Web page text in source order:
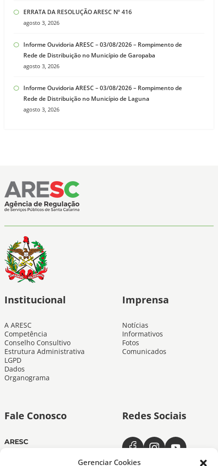
Gerenciar Cookies
ERRATA DA RESOLUÇÃO ARESC Nº 416
agosto 3, 2026
Informe Ouvidoria ARESC – 03/08/2026 – Rompimento de
Rede de Distribuição no Município de Garopaba
agosto 3, 2026
Informe Ouvidoria ARESC – 03/08/2026 – Rompimento de
Rede de Distribuição no Município de Laguna
agosto 3, 2026
Institucional
A ARESC
Competência
Conselho Consultivo
Estrutura Administrativa
LGPD
Dados
Organograma
Imprensa
Notícias
Informativos
Fotos
Comunicados
Fale Conosco
ARESC
Redes Sociais